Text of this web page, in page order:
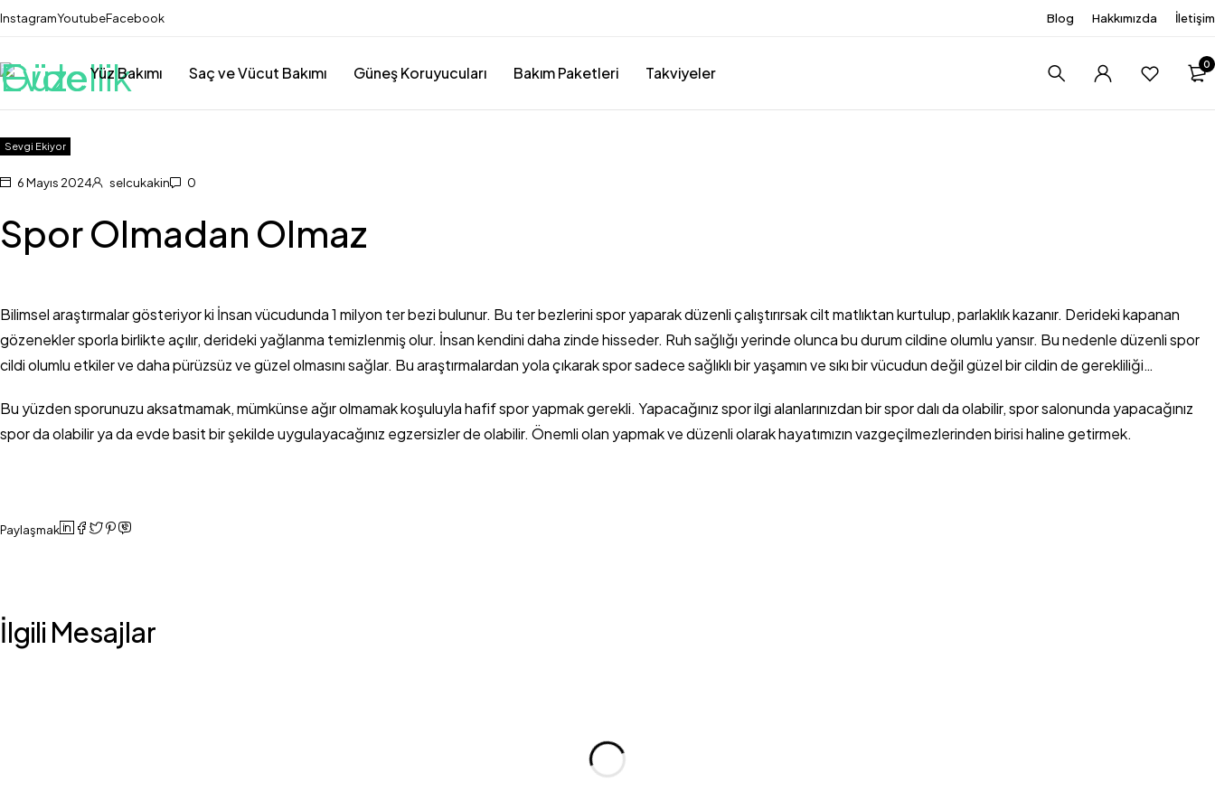
InstagramYoutubeFacebook Blog Hakkımızda İletişim
Yüz Bakımı Saç ve Vücut Bakımı Güneş Koruyucuları Bakım Paketleri Takviyeler 0
Sevgi Ekiyor
6 Mayıs 2024 selcukakin 0
Spor Olmadan Olmaz
Bilimsel araştırmalar gösteriyor ki İnsan vücudunda 1 milyon ter bezi bulunur. Bu ter bezlerini spor yaparak düzenli çalıştırırsak cilt matlıktan kurtulup, parlaklık kazanır. Derideki kapanan
gözenekler sporla birlikte açılır, derideki yağlanma temizlenmiş olur. İnsan kendini daha zinde hisseder. Ruh sağlığı yerinde olunca bu durum cildine olumlu yansır. Bu nedenle düzenli spor
cildi olumlu etkiler ve daha pürüzsüz ve güzel olmasını sağlar. Bu araştırmalardan yola çıkarak spor sadece sağlıklı bir yaşamın ve sıkı bir vücudun değil güzel bir cildin de gerekliliği…
Bu yüzden sporunuzu aksatmamak, mümkünse ağır olmamak koşuluyla hafif spor yapmak gerekli. Yapacağınız spor ilgi alanlarınızdan bir spor dalı da olabilir, spor salonunda yapacağınız
spor da olabilir ya da evde basit bir şekilde uygulayacağınız egzersizler de olabilir. Önemli olan yapmak ve düzenli olarak hayatımızın vazgeçilmezlerinden birisi haline getirmek.
Paylaşmak
İlgili Mesajlar